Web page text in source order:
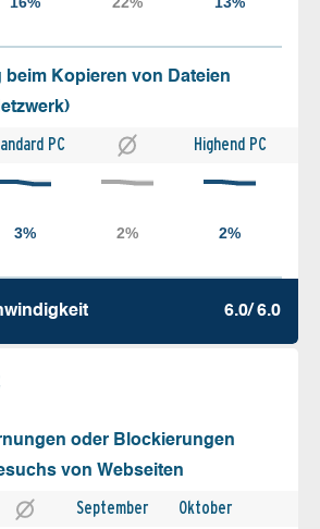
beim Kopieren von Dateien
PC Highend PC
6.0/ 6.0
oder Blockierungen
von Webseiten
September Oktober